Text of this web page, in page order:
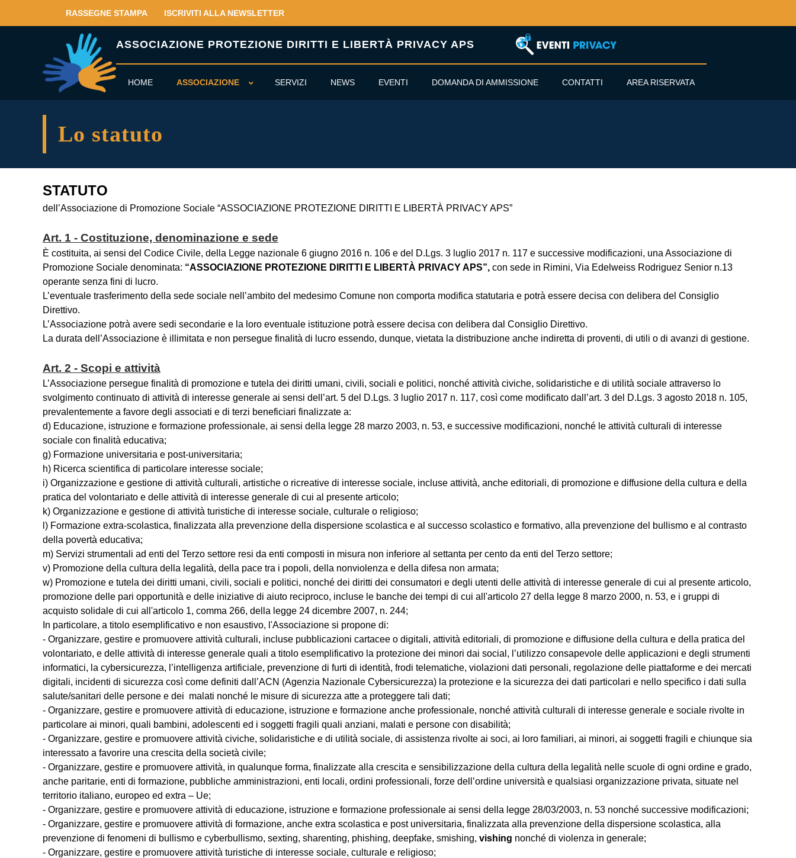
RASSEGNE STAMPA ISCRIVITI ALLA NEWSLETTER
ASSOCIAZIONE PROTEZIONE DIRITTI E LIBERTÀ PRIVACY APS
HOME ASSOCIAZIONE SERVIZI NEWS EVENTI DOMANDA DI AMMISSIONE CONTATTI AREA RISERVATA
Lo statuto
STATUTO
dell’Associazione di Promozione Sociale “ASSOCIAZIONE PROTEZIONE DIRITTI E LIBERTÀ PRIVACY APS”
Art. 1 - Costituzione, denominazione e sede
È costituita, ai sensi del Codice Civile, della Legge nazionale 6 giugno 2016 n. 106 e del D.Lgs. 3 luglio 2017 n. 117 e successive modificazioni, una Associazione di
Promozione Sociale denominata: “ASSOCIAZIONE PROTEZIONE DIRITTI E LIBERTÀ PRIVACY APS”, con sede in Rimini, Via Edelweiss Rodriguez Senior n.13
operante senza fini di lucro.
L’eventuale trasferimento della sede sociale nell’ambito del medesimo Comune non comporta modifica statutaria e potrà essere decisa con delibera del Consiglio
Direttivo.
L’Associazione potrà avere sedi secondarie e la loro eventuale istituzione potrà essere decisa con delibera dal Consiglio Direttivo.
La durata dell’Associazione è illimitata e non persegue finalità di lucro essendo, dunque, vietata la distribuzione anche indiretta di proventi, di utili o di avanzi di gestione.
Art. 2 - Scopi e attività
L’Associazione persegue finalità di promozione e tutela dei diritti umani, civili, sociali e politici, nonché attività civiche, solidaristiche e di utilità sociale attraverso lo
svolgimento continuato di attività di interesse generale ai sensi dell’art. 5 del D.Lgs. 3 luglio 2017 n. 117, così come modificato dall’art. 3 del D.Lgs. 3 agosto 2018 n. 105,
prevalentemente a favore degli associati e di terzi beneficiari finalizzate a:
d) Educazione, istruzione e formazione professionale, ai sensi della legge 28 marzo 2003, n. 53, e successive modificazioni, nonché le attività culturali di interesse
sociale con finalità educativa;
g) Formazione universitaria e post-universitaria;
h) Ricerca scientifica di particolare interesse sociale;
i) Organizzazione e gestione di attività culturali, artistiche o ricreative di interesse sociale, incluse attività, anche editoriali, di promozione e diffusione della cultura e della
pratica del volontariato e delle attività di interesse generale di cui al presente articolo;
k) Organizzazione e gestione di attività turistiche di interesse sociale, culturale o religioso;
l) Formazione extra-scolastica, finalizzata alla prevenzione della dispersione scolastica e al successo scolastico e formativo, alla prevenzione del bullismo e al contrasto
della povertà educativa;
m) Servizi strumentali ad enti del Terzo settore resi da enti composti in misura non inferiore al settanta per cento da enti del Terzo settore;
v) Promozione della cultura della legalità, della pace tra i popoli, della nonviolenza e della difesa non armata;
w) Promozione e tutela dei diritti umani, civili, sociali e politici, nonché dei diritti dei consumatori e degli utenti delle attività di interesse generale di cui al presente articolo,
promozione delle pari opportunità e delle iniziative di aiuto reciproco, incluse le banche dei tempi di cui all'articolo 27 della legge 8 marzo 2000, n. 53, e i gruppi di
acquisto solidale di cui all'articolo 1, comma 266, della legge 24 dicembre 2007, n. 244;
In particolare, a titolo esemplificativo e non esaustivo, l'Associazione si propone di:
- Organizzare, gestire e promuovere attività culturali, incluse pubblicazioni cartacee o digitali, attività editoriali, di promozione e diffusione della cultura e della pratica del
volontariato, e delle attività di interesse generale quali a titolo esemplificativo la protezione dei minori dai social, l’utilizzo consapevole delle applicazioni e degli strumenti
informatici, la cybersicurezza, l’intelligenza artificiale, prevenzione di furti di identità, frodi telematiche, violazioni dati personali, regolazione delle piattaforme e dei mercati
digitali, incidenti di sicurezza così come definiti dall’ACN (Agenzia Nazionale Cybersicurezza) la protezione e la sicurezza dei dati particolari e nello specifico i dati sulla
salute/sanitari delle persone e dei malati nonché le misure di sicurezza atte a proteggere tali dati;
- Organizzare, gestire e promuovere attività di educazione, istruzione e formazione anche professionale, nonché attività culturali di interesse generale e sociale rivolte in
particolare ai minori, quali bambini, adolescenti ed i soggetti fragili quali anziani, malati e persone con disabilità;
- Organizzare, gestire e promuovere attività civiche, solidaristiche e di utilità sociale, di assistenza rivolte ai soci, ai loro familiari, ai minori, ai soggetti fragili e chiunque sia
interessato a favorire una crescita della società civile;
- Organizzare, gestire e promuovere attività, in qualunque forma, finalizzate alla crescita e sensibilizzazione della cultura della legalità nelle scuole di ogni ordine e grado,
anche paritarie, enti di formazione, pubbliche amministrazioni, enti locali, ordini professionali, forze dell’ordine università e qualsiasi organizzazione privata, situate nel
territorio italiano, europeo ed extra – Ue;
- Organizzare, gestire e promuovere attività di educazione, istruzione e formazione professionale ai sensi della legge 28/03/2003, n. 53 nonché successive modificazioni;
- Organizzare, gestire e promuovere attività di formazione, anche extra scolastica e post universitaria, finalizzata alla prevenzione della dispersione scolastica, alla
prevenzione di fenomeni di bullismo e cyberbullismo, sexting, sharenting, phishing, deepfake, smishing, vishing nonché di violenza in generale;
- Organizzare, gestire e promuovere attività turistiche di interesse sociale, culturale e religioso;